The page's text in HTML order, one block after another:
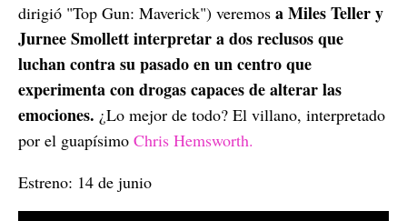
dirigió "Top Gun: Maverick") veremos a Miles Teller y
Jurnee Smollett interpretar a dos reclusos que
luchan contra su pasado en un centro que
experimenta con drogas capaces de alterar las
emociones. ¿Lo mejor de todo? El villano, interpretado
por el guapísimo Chris Hemsworth.
Estreno: 14 de junio